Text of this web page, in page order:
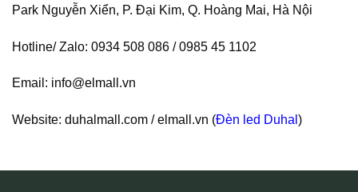
Park Nguyễn Xiển, P. Đại Kim, Q. Hoàng Mai, Hà Nội
Hotline/ Zalo: 0934 508 086 / 0985 45 1102
Email: info@elmall.vn
Website: duhalmall.com / elmall.vn (Đèn led Duhal )